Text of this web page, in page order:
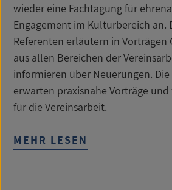
wieder eine Fachtagung für
Engagement im Kulturbereich an.
Referenten erläutern in Vorträgen
aus allen Bereichen der
informieren über Neuerungen.
erwarten praxisnahe Vorträge
für die Vereinsarbeit.
MEHR LESEN